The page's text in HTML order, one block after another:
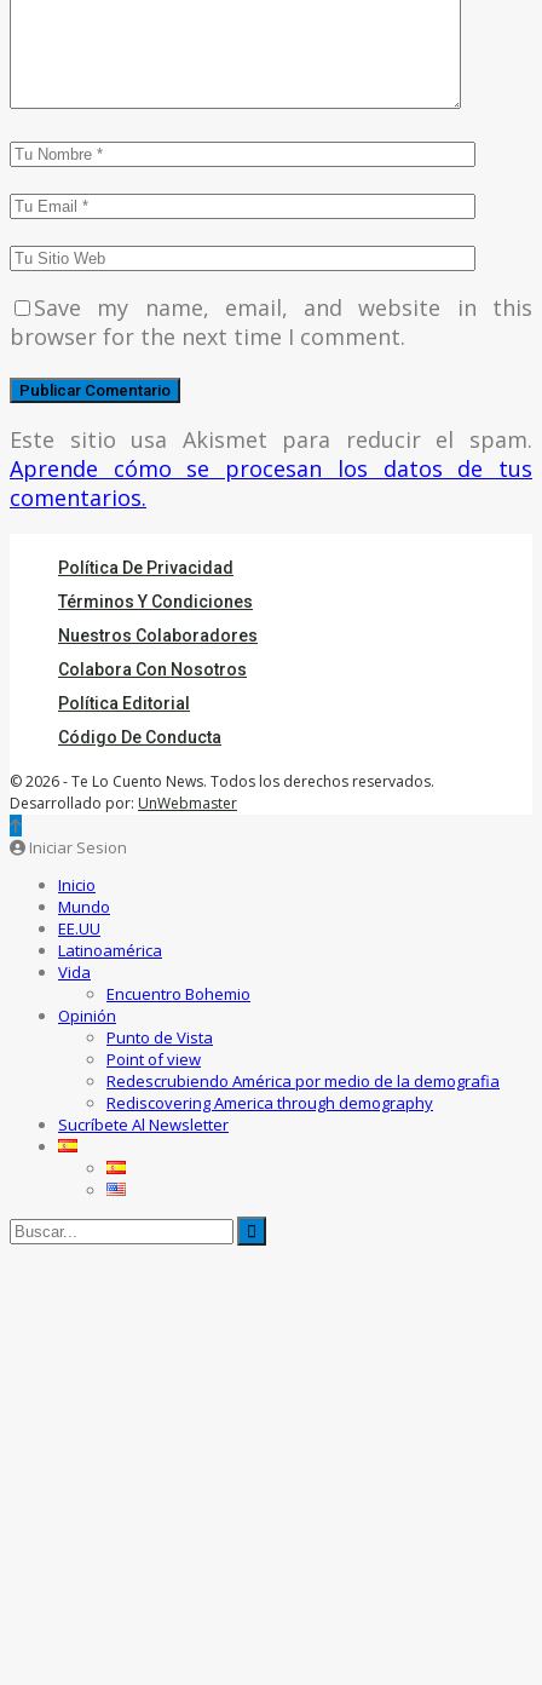
Save my name, email, and website in this
browser for the next time I comment.
Este sitio usa Akismet para reducir el spam.
Aprende cómo se procesan los datos de tus
comentarios.
Política De Privacidad
Términos Y Condiciones
Nuestros Colaboradores
Colabora Con Nosotros
Política Editorial
Código De Conducta
© 2026 - Te Lo Cuento News. Todos los derechos reservados.
Desarrollado por: UnWebmaster
Iniciar Sesion
Inicio
Mundo
EE.UU
Latinoamérica
Vida
Encuentro Bohemio
Opinión
Punto de Vista
Point of view
Redescrubiendo América por medio de la demografia
Rediscovering America through demography
Sucríbete Al Newsletter